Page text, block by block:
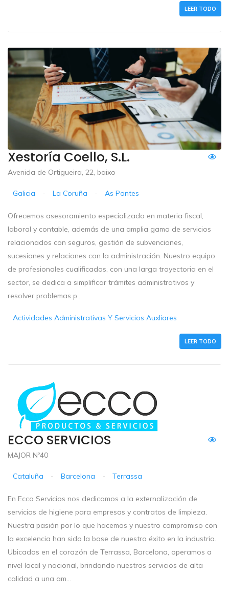
LEER TODO
Xestoría Coello, S.L.
Avenida de Ortigueira, 22, baixo
Galicia - La Coruña - As Pontes
Ofrecemos asesoramiento especializado en materia fiscal,
laboral y contable, además de una amplia gama de servicios
relacionados con seguros, gestión de subvenciones,
sucesiones y relaciones con la administración. Nuestro equipo
de profesionales cualificados, con una larga trayectoria en el
sector, se dedica a simplificar trámites administrativos y
resolver problemas p...
Actividades Administrativas Y Servicios Auxliares
LEER TODO
ECCO SERVICIOS
MAJOR Nº40
Cataluña - Barcelona - Terrassa
En Ecco Servicios nos dedicamos a la externalización de
servicios de higiene para empresas y contratos de limpieza.
Nuestra pasión por lo que hacemos y nuestro compromiso con
la excelencia han sido la base de nuestro éxito en la industria.
Ubicados en el corazón de Terrassa, Barcelona, operamos a
nivel local y nacional, brindando nuestros servicios de alta
calidad a una am...